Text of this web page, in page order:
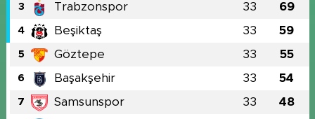
3 Trabzonspor 33 69
4 Beşiktaş 33 59
5 Göztepe 33 55
6 Başakşehir 33 54
7 Samsunspor 33 48